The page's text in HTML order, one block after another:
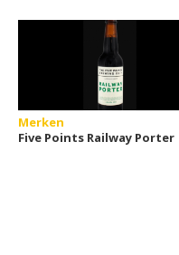
Merken
Five Points Railway Porter